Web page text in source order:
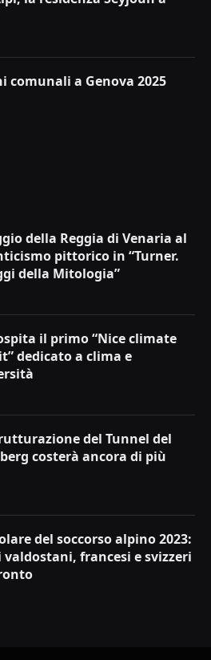
comunali a Genova 2025
della Reggia di Venaria al
pittorico in “Turner.
della Mitologia”
il primo “Nice climate
dedicato a clima e
del Tunnel del
costerà ancora di più
del soccorso alpino 2023:
valdostani, francesi e svizzeri